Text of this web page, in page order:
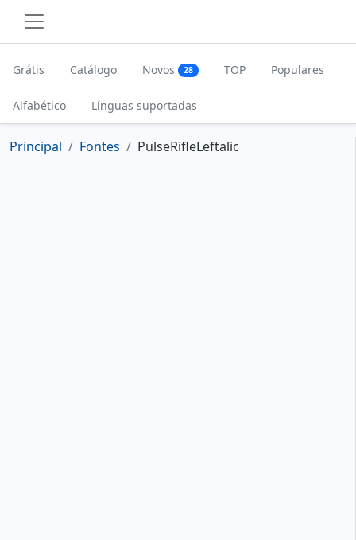
Grátis Catálogo Novos 28 TOP Populares
Alfabético Línguas suportadas
Principal Fontes PulseRifleLeftalic